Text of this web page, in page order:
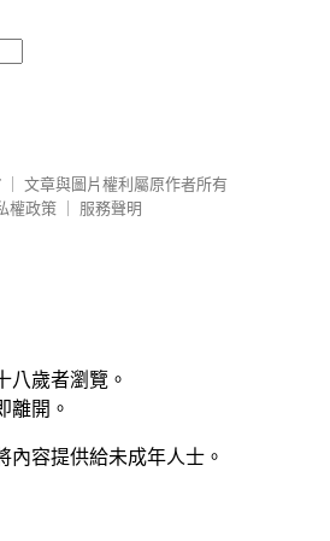
文章與圖片權利屬原作者所有
權政策
服務聲明
八歲者瀏覽。
離開。
內容提供給未成年人士。